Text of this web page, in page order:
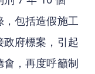
包括造假施工
府標案，引起
，再度呼籲制